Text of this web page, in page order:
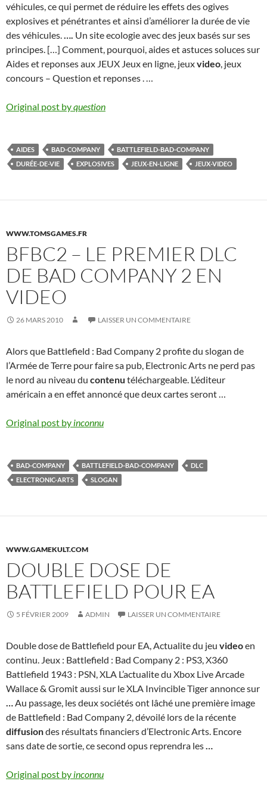
véhicules, ce qui permet de réduire les effets des ogives
explosives et pénétrantes et ainsi d’améliorer la durée de vie
des véhicules.…. Un site ecologie avec des jeux basés sur ses
principes. […] Comment, pourquoi, aides et astuces soluces sur
Aides et reponses aux JEUX Jeux en ligne, jeuxvideo, jeux
concours – Question et reponses . …
Original post byquestion
AIDES BAD-COMPANY
BATTLEFIELD-BAD-COMPANY
DURÉE-DE-VIE
EXPLOSIVES JEUX-EN-LIGNE JEUX-VIDEO
WWW.TOMSGAMES.FR
BFBC2 – LE PREMIER DLC
DE BAD COMPANY 2 EN
VIDEO
26 MARS 2010 LAISSER UN COMMENTAIRE
Alors que Battlefield : Bad Company 2 profite du slogan de
l’Armée de Terre pour faire sa pub, Electronic Arts ne perd pas
le nord au niveau du contenu téléchargeable. L’éditeur
américain a en effet annoncé que deux cartes seront …
Original post by inconnu
BAD-COMPANY BATTLEFIELD-BAD-COMPANY
DLC
ELECTRONIC-ARTS
SLOGAN
WWW.GAMEKULT.COM
DOUBLE DOSE DE
BATTLEFIELD POUR EA
5 FÉVRIER 2009 ADMIN LAISSER UN COMMENTAIRE
Double dose de Battlefield pour EA, Actualite du jeu videoen
continu. Jeux : Battlefield : Bad Company 2 : PS3, X360
Battlefield 1943 : PSN, XLA L’actualite du Xbox Live Arcade
Wallace & Gromit aussi sur le XLA Invincible Tiger annonce sur
…Au passage, les deux sociétés ont lâché une première image
de Battlefield : Bad Company 2, dévoilé lors de la récente
diffusiondes résultats financiers d’Electronic Arts. Encore
sans date de sortie, ce second opus reprendra les…
Original post by inconnu